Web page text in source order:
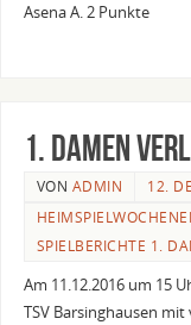
Asena A. 2 Punkte
1. Damen
VON ADMIN
12.
SPIELBERICHTE 1.
Am 11.12.2016 um 15
TSV Barsinghausen